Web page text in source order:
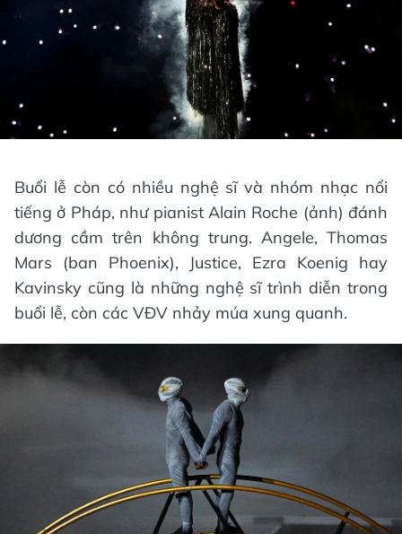
Buổi lễ còn có nhiều nghệ sĩ và nhóm nhạc nổi
tiếng ở Pháp, như pianist Alain Roche (ảnh) đánh
dương cầm trên không trung. Angele, Thomas
Mars (ban Phoenix), Justice, Ezra Koenig hay
Kavinsky cũng là những nghệ sĩ trình diễn trong
buổi lễ, còn các VĐV nhảy múa xung quanh.